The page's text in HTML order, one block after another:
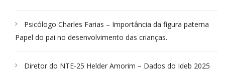
Psicólogo Charles Farias – Importância da figura paterna
Papel do pai no desenvolvimento das crianças.
Diretor do NTE-25 Helder Amorim – Dados do Ideb 2025